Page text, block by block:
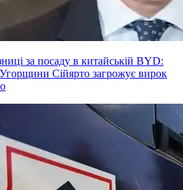
за посаду в китайській BYD:
Сійярто загрожує вирок